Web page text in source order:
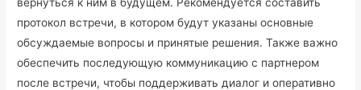
протокол встречи, в котором будут указаны основные
обсуждаемые вопросы и принятые решения. Также важно
обеспечить последующую коммуникацию с партнером
после встречи, чтобы поддерживать диалог и оперативно